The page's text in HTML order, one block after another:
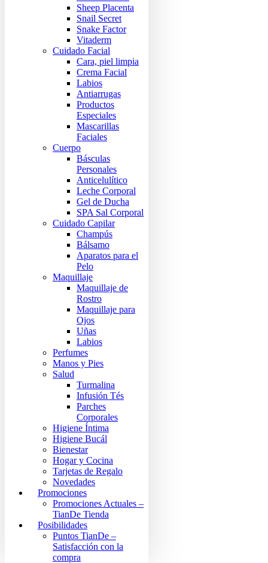
Sheep Placenta
Snail Secret
Snake Factor
Vitaderm
Cuidado Facial
Cara, piel limpia
Crema Facial
Labios
Antiarrugas
Productos
Especiales
Mascarillas
Faciales
Cuerpo
Básculas
Personales
Anticelulítico
Leche Corporal
Gel de Ducha
SPA Sal Corporal
Cuidado Capilar
Champús
Bálsamo
Aparatos para el
Pelo
Maquillaje
Maquillaje de
Rostro
Maquillaje para
Ojos
Uñas
Labios
Perfumes
Manos y Pies
Salud
Turmalina
Infusión Tés
Parches
Corporales
Higiene Íntima
Higiene Bucál
Bienestar
Hogar y Cocina
Tarjetas de Regalo
Novedades
Promociones
Promociones Actuales –
TianDe Tienda
Posibilidades
Puntos TianDe –
Satisfacción con la
compra